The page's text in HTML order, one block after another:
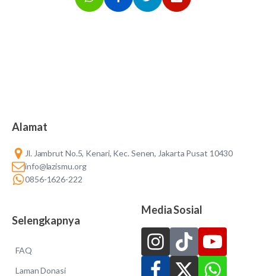
Alamat
Jl. Jambrut No.5, Kenari, Kec. Senen, Jakarta Pusat 10430
info@lazismu.org
0856-1626-222
Selengkapnya
FAQ
Laman Donasi
Media Sosial